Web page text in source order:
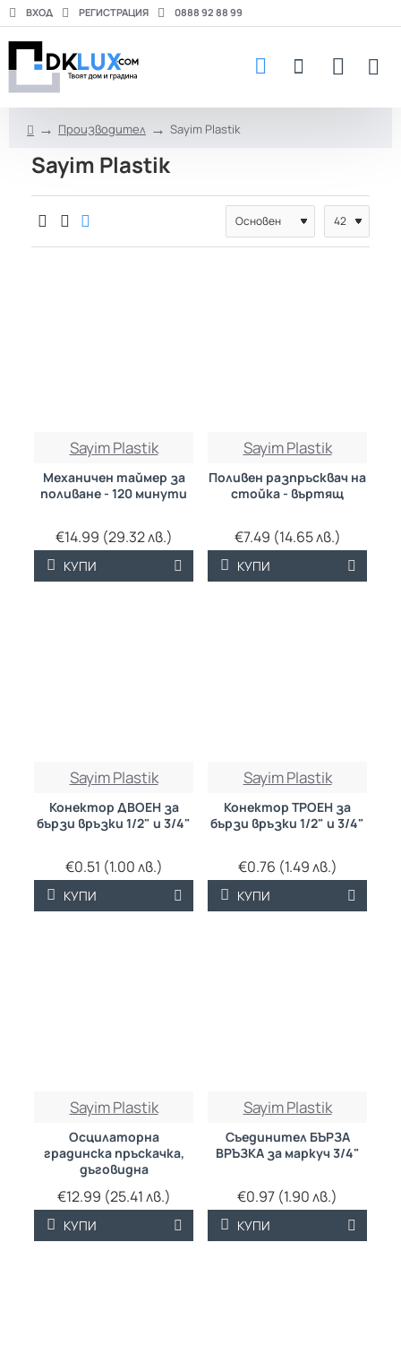
ВХОД РЕГИСТРАЦИЯ 0888 92 88 99
o
m
e
Производител Sayim Plastik
Sayim Plastik
Sayim Plastik
Механичен таймер за
поливане - 120 минути
€14.99 (29.32 лв.)
КУПИ
Sayim Plastik
Поливен разпръсквач на
стойка - въртящ
€7.49 (14.65 лв.)
КУПИ
Sayim Plastik
Конектор ДВОЕН за
бързи връзки 1/2" и 3/4"
€0.51 (1.00 лв.)
КУПИ
Sayim Plastik
Конектор ТРОЕН за
бързи връзки 1/2" и 3/4"
€0.76 (1.49 лв.)
КУПИ
Sayim Plastik
Осцилаторна
градинска пръскачка,
дъговидна
€12.99 (25.41 лв.)
КУПИ
Sayim Plastik
Съединител БЪРЗА
ВРЪЗКА за маркуч 3/4"
€0.97 (1.90 лв.)
КУПИ